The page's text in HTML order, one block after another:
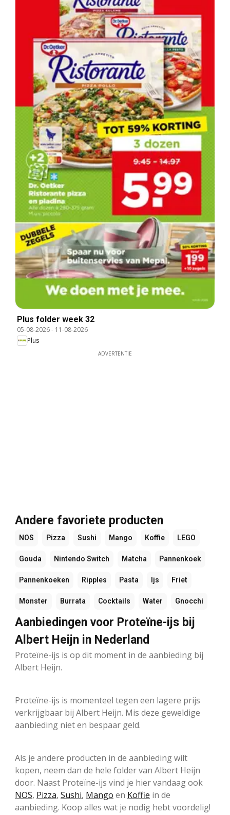
Plus folder week 32
05-08-2026- 11-08-2026
Plus
ADVERTENTIE
Andere favoriete producten
NOS Pizza Sushi Mango Koffie LEGO
Gouda Nintendo Switch Matcha Pannenkoek
Pannenkoeken Ripples Pasta Ijs Friet
Monster Burrata Cocktails Water Gnocchi
Aanbiedingen voor Proteïne-ijs bij
Albert Heijn in Nederland
Proteïne-ijs is op dit moment in de aanbieding bij
Albert Heijn.
Proteïne-ijs is momenteel tegen een lagere prijs
verkrijgbaar bij Albert Heijn. Mis deze geweldige
aanbieding niet en bespaar geld.
Als je andere producten in de aanbieding wilt
kopen, neem dan de hele folder van Albert Heijn
door. Naast Proteïne-ijs vind je hier vandaag ook
NOS, Pizza, Sushi, Mango en Koffie in de
aanbieding. Koop alles wat je nodig hebt voordelig!